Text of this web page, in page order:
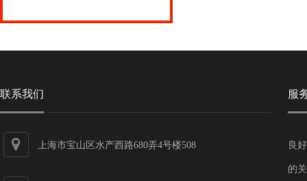
联系我们
上海市宝山区水产西路680弄4号楼508
服
良
的